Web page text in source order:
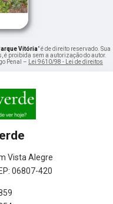
Vitória" é de direito reservado. Sua
é proibida sem a autorização do autor.
Penal – Lei 9610/98 - Lei de direitos
Vista Alegre
06807-420